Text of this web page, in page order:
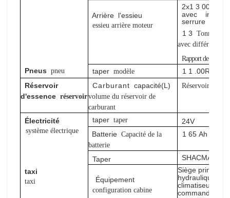
Arrière l'essieu
essieu arrière moteur
2x1 3 000kg,
avec
inter-
serrure
1 3 Tonne
avec différentiel
Rapport de pont :
Pneus pneu taper modèle 1 1 .00R
Réservoir
d'essence réservoir
Carburant capacité(L)
volume du réservoir de
carburant
Réservoir de
Électricité
système électrique
taper taper
24V
Batterie Capacité de la
batterie
1 65 Ah
taxi
taxi
Taper SHACMAN
Équipement
configuration cabine
Siège principal
hydraulique à
climatiseur
commande